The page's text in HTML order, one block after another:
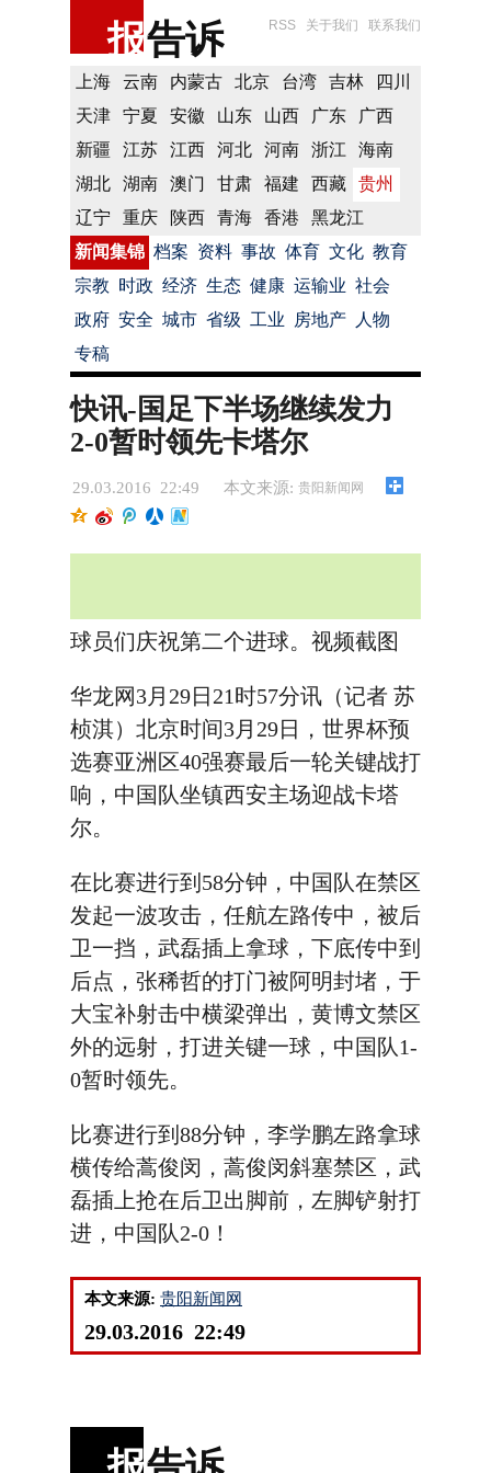
报告诉 RSS 关于我们 联系我们
上海 云南 内蒙古 北京 台湾 吉林
四川
天津
宁夏 安徽 山东 山西 广东
广西
新疆
江苏 江西 河北 河南 浙江
海南
湖北
湖南 澳门 甘肃 福建 西藏
贵州
辽宁
重庆 陕西 青海 香港
黑龙江
新闻集锦 档案 资料 事故 体育 文化 教育
宗教 时政 经济 生态 健康 运输业 社会
政府 安全 城市 省级 工业 房地产
人物
专稿
快讯-国足下半场继续发力
2-0暂时领先卡塔尔
29.03.2016 22:49 本文来源: 贵阳新闻网
球员们庆祝第二个进球。视频截图
华龙网3月29日21时57分讯（记者 苏
桢淇）北京时间3月29日，世界杯预
选赛亚洲区40强赛最后一轮关键战打
响，中国队坐镇西安主场迎战卡塔
尔。
在比赛进行到58分钟，中国队在禁区
发起一波攻击，任航左路传中，被后
卫一挡，武磊插上拿球，下底传中到
后点，张稀哲的打门被阿明封堵，于
大宝补射击中横梁弹出，黄博文禁区
外的远射，打进关键一球，中国队1-
0暂时领先。
比赛进行到88分钟，李学鹏左路拿球
横传给蒿俊闵，蒿俊闵斜塞禁区，武
磊插上抢在后卫出脚前，左脚铲射打
进，中国队2-0！
本文来源: 贵阳新闻网
29.03.2016 22:49